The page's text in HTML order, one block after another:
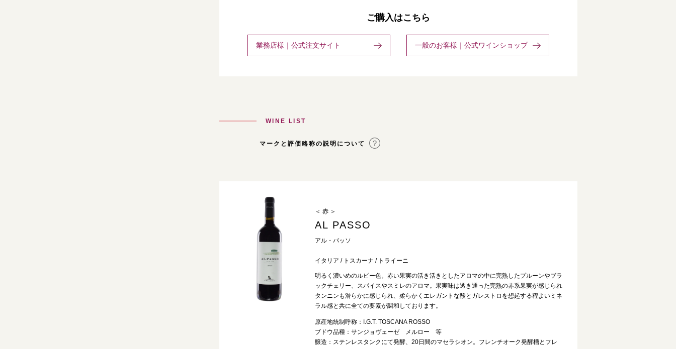
ご購入はこちら
業務店様｜公式注文サイト 一般のお客様｜公式ワインショップ
WINE LIST
マークと評価略称の説明について
＜ 赤 ＞
AL PASSO
アル・パッソ
イタリア / トスカーナ / トライーニ
明るく濃いめのルビー色。赤い果実の活き活きとしたアロマの中に完熟したプルーンやブラ
ックチェリー、スパイスやスミレのアロマ。果実味は透き通った完熟の赤系果実が感じられ
タンニンも滑らかに感じられ、柔らかくエレガントな酸とガレストロを想起する程よいミネ
ラル感と共に全ての要素が調和しております。
原産地統制呼称：I.G.T. TOSCANA ROSSO
ブドウ品種：サンジョヴェーゼ メルロー 等
醸造：ステンレスタンクにて発酵、20日間のマセラシオン。フレンチオーク発酵槽とフレ